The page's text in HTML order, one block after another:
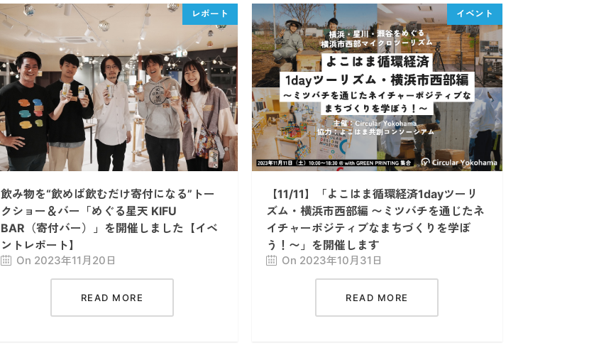
飲み物を“飲めば飲むだけ寄付になる”トー
クショー＆バー「めぐる星天 KIFU
BAR（寄付バー）」を開催しました【イベ
ントレポート】
On 2023年11月20日
READ MORE
【11/11】「よこはま循環経済1dayツーリ
ズム・横浜市西部編 〜ミツバチを通じたネ
イチャーポジティブなまちづくりを学ぼ
う！〜」を開催します
On 2023年10月31日
READ MORE